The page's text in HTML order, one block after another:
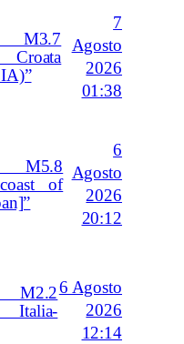
M3.7
7
Agosto
2026
01:38
M5.8
of
6
Agosto
2026
20:12
M2.2
Italia-
6 Agosto
2026
12:14